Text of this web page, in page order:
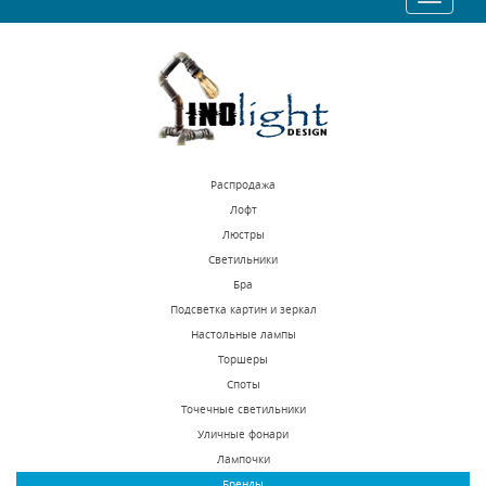
Распродажа
Лофт
Люстры
Светильники
Бра
Подсветка картин и зеркал
Настольные лампы
Торшеры
Споты
Точечные светильники
Уличные фонари
Лампочки